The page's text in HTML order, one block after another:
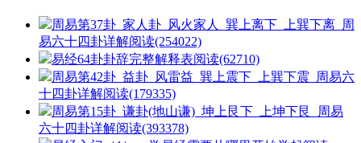
周易第37卦_家人卦_风火家人_巽上离下_上巽下离_周
易六十四卦详解阅读(254022)
易经64卦卦辞完整解释表阅读(62710)
周易第42卦_益卦_风雷益_巽上震下_上巽下震_周易六
十四卦详解阅读(179335)
周易第15卦_谦卦(地山谦)_坤上艮下_上坤下艮_周易
六十四卦详解阅读(393378)